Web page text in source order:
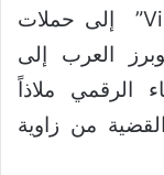
من صفحات “Visualizing Palestine” إلى حملات
العرب إلى
الرقمي ملاذاً
من زاوية